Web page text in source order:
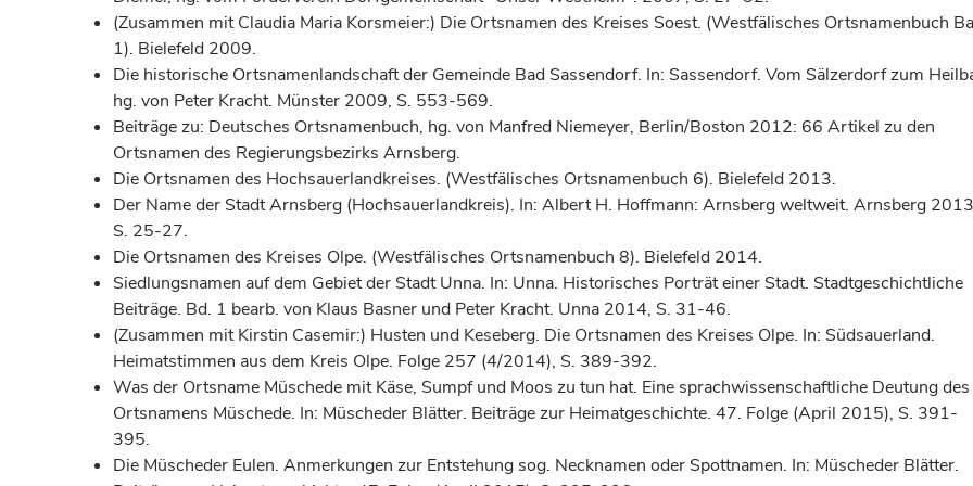
(Zusammen mit Claudia Maria Korsmeier:) Die Ortsnamen des Kreises Soest. (Westfälisches Ortsnamenbuch
1). Bielefeld 2009.
Die historische Ortsnamenlandschaft der Gemeinde Bad Sassendorf. In: Sassendorf. Vom Sälzerdorf zum
hg. von Peter Kracht. Münster 2009, S. 553-569.
Beiträge zu: Deutsches Ortsnamenbuch, hg. von Manfred Niemeyer, Berlin/Boston 2012: 66 Artikel zu den
Ortsnamen des Regierungsbezirks Arnsberg.
Die Ortsnamen des Hochsauerlandkreises. (Westfälisches Ortsnamenbuch 6). Bielefeld 2013.
Der Name der Stadt Arnsberg (Hochsauerlandkreis). In: Albert H. Hoffmann: Arnsberg weltweit. Arnsberg
S. 25-27.
Die Ortsnamen des Kreises Olpe. (Westfälisches Ortsnamenbuch 8). Bielefeld 2014.
Siedlungsnamen auf dem Gebiet der Stadt Unna. In: Unna. Historisches Porträt einer Stadt. Stadtgeschichtliche
Beiträge. Bd. 1 bearb. von Klaus Basner und Peter Kracht. Unna 2014, S. 31-46.
(Zusammen mit Kirstin Casemir:) Husten und Keseberg. Die Ortsnamen des Kreises Olpe. In: Südsauerland.
Heimatstimmen aus dem Kreis Olpe. Folge 257 (4/2014), S. 389-392.
Was der Ortsname Müschede mit Käse, Sumpf und Moos zu tun hat. Eine sprachwissenschaftliche Deutung des
Ortsnamens Müschede. In: Müscheder Blätter. Beiträge zur Heimatgeschichte. 47. Folge (April 2015), S. 391-
395.
Die Müscheder Eulen. Anmerkungen zur Entstehung sog. Necknamen oder Spottnamen. In: Müscheder Blätter.